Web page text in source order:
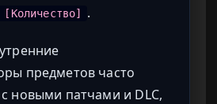
.
предметов часто
новыми патчами и DLC,